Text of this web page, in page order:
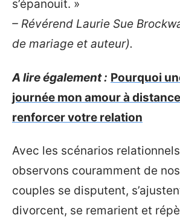
s’épanouit. »
– Révérend Laurie Sue
de mariage et auteur).
A lire également : Pourquoi
journée mon amour à
renforcer votre relation
Avec les scénarios
observons couramment de
couples se disputent,
divorcent, se remarient et